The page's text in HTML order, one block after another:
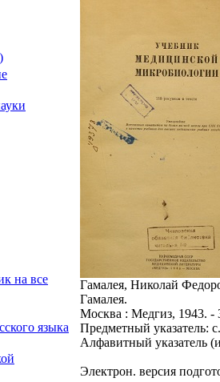
на все
языка
Гамалея, Николай
Гамалея.
Москва : Медгиз, 1943. -
Предметный указатель:
Алфавитный указатель
Электрон. версия